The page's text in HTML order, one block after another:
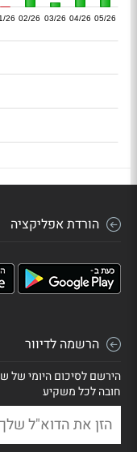
26 02/26 03/26 04/26 05/26
הורדת אפליקציה
הרשמה לדיוור
הירשם לסיכום היומי של
חובה לכל משקיע